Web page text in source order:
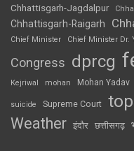
Chhattisgarh-Jagdalpur
Chhattisgarh-Raigarh
Chief Minister
Chief Minister Dr.
Congress dprcg
Kejriwal mohan Mohan Yadav
suicide Supreme Court
Weather इंदौर छत्तीसगढ़